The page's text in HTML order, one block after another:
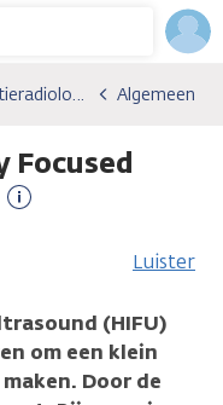
Algemeen
Focused
Luister
(HIFU)
om een klein
Door de